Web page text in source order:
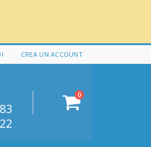
CREA UN ACCOUNT
Cart
0elementi